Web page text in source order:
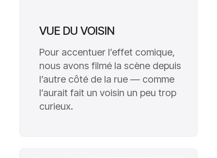
VUE DU VOISIN
Pour accentuer l’effet comique,
nous avons filmé la scène depuis
l’autre côté de la rue — comme
l’aurait fait un voisin un peu trop
curieux.